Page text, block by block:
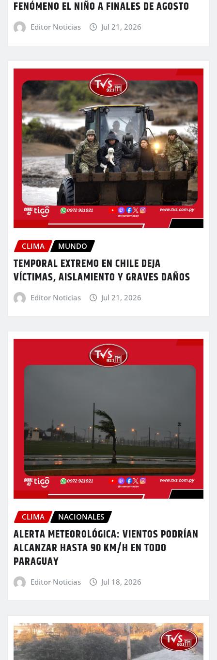
FENÓMENO EL NIÑO A FINALES DE AGOSTO
Editor Noticias Jul 21, 2026
CLIMA MUNDO
TEMPORAL EXTREMO EN CHILE DEJA
VÍCTIMAS, AISLAMIENTO Y GRAVES DAÑOS
Editor Noticias Jul 21, 2026
CLIMA NACIONALES
ALERTA METEOROLÓGICA: VIENTOS PODRÍAN
ALCANZAR HASTA 90 KM/H EN TODO
PARAGUAY
Editor Noticias Jul 18, 2026